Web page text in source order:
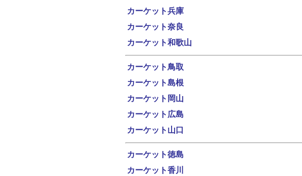
カーケット兵庫
カーケット奈良
カーケット和歌山
カーケット鳥取
カーケット島根
カーケット岡山
カーケット広島
カーケット山口
カーケット徳島
カーケット香川